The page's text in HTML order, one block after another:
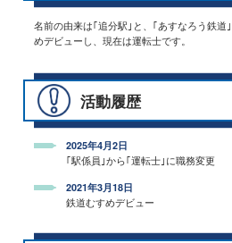
名前の由来は｢追分駅｣と、｢あすなろう鉄
めデビューし、現在は運転士です。
活動履歴
2025年4月2日
｢駅係員｣から｢運転士｣に職務変更
2021年3月18日
鉄道むすめデビュー